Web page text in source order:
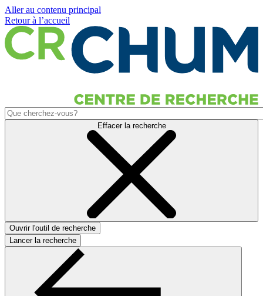
Aller au contenu principal
Retour à l’accueil
Effacer la recherche
Ouvrir l'outil de recherche
Lancer la recherche